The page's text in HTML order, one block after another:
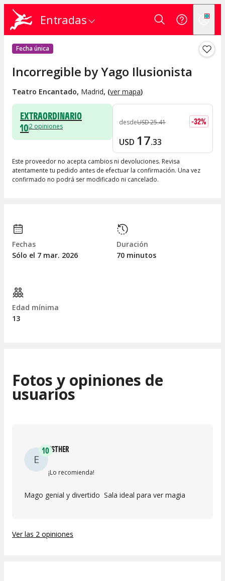
Entradas
Fecha única
Incorregible by Yago Ilusionista
Teatro Encantado, Madrid, (ver mapa)
EXTRAORDINARIO
102 opiniones desdeUSD25.41 -32%
USD 17.33
Este proveedor no acepta cambios ni devoluciones. Revisa
atentamente tu pedido antes de efectuar la confirmación. Una vez
confirmado no podrá ser modificado ni cancelado.
Fechas
Sólo el 7 mar. 2026
Duración
70 minutos
Edad mínima
13
Fotos y opiniones de
usuarios
E
10ESTHER
¡Lo recomienda!
Mago genial y divertido Sala ideal para ver magia
Ver las 2 opiniones